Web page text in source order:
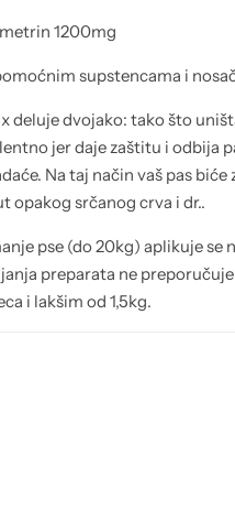
1200mg
supstencama i
deluje dvojako: tako što
jer daje zaštitu i odbija
Na taj način vaš pas
opakog srčanog crva i dr..
pse (do 20kg) aplikuje se
preparata ne
i lakšim od 1,5kg.
za mačke